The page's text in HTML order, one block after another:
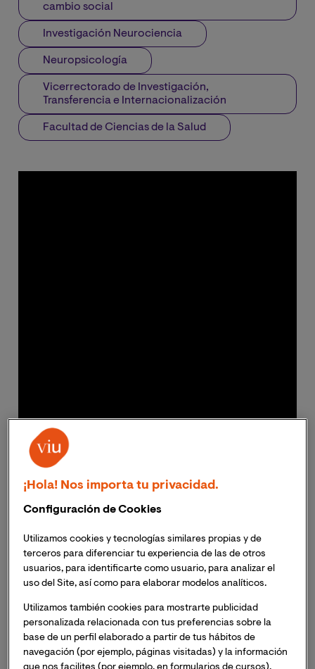
cambio social
Investigación Neurociencia
Neuropsicología
Vicerrectorado de Investigación,
Transferencia e Internacionalización
Facultad de Ciencias de la Salud
Este pasado 25 y 26 de septiembre,la Cátedra VIU-
NED sobre Neurociencia Global y Cambio Social
celebró sus IV Jornadas. El acto, declarado de interés
sanitario por la Conselleria de Sanitat Universal i Salut
Pública de la Comunidad Valenciana, contó con la
participación de destacados profesionales del campo
de la Neurociencia; y uno de los que más interés
¡Hola! Nos importa tu privacidad.
Configuración de Cookies
Utilizamos cookies y tecnologías similares propias y de
terceros para diferenciar tu experiencia de las de otros
usuarios, para identificarte como usuario, para analizar el
uso del Site, así como para elaborar modelos analíticos.
Utilizamos también cookies para mostrarte publicidad
personalizada relacionada con tus preferencias sobre la
base de un perfil elaborado a partir de tus hábitos de
navegación (por ejemplo, páginas visitadas) y la información